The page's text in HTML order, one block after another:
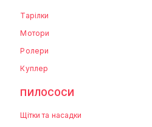
Тарілки
Мотори
Ролери
Куплер
ПИЛОСОСИ
Щітки та насадки